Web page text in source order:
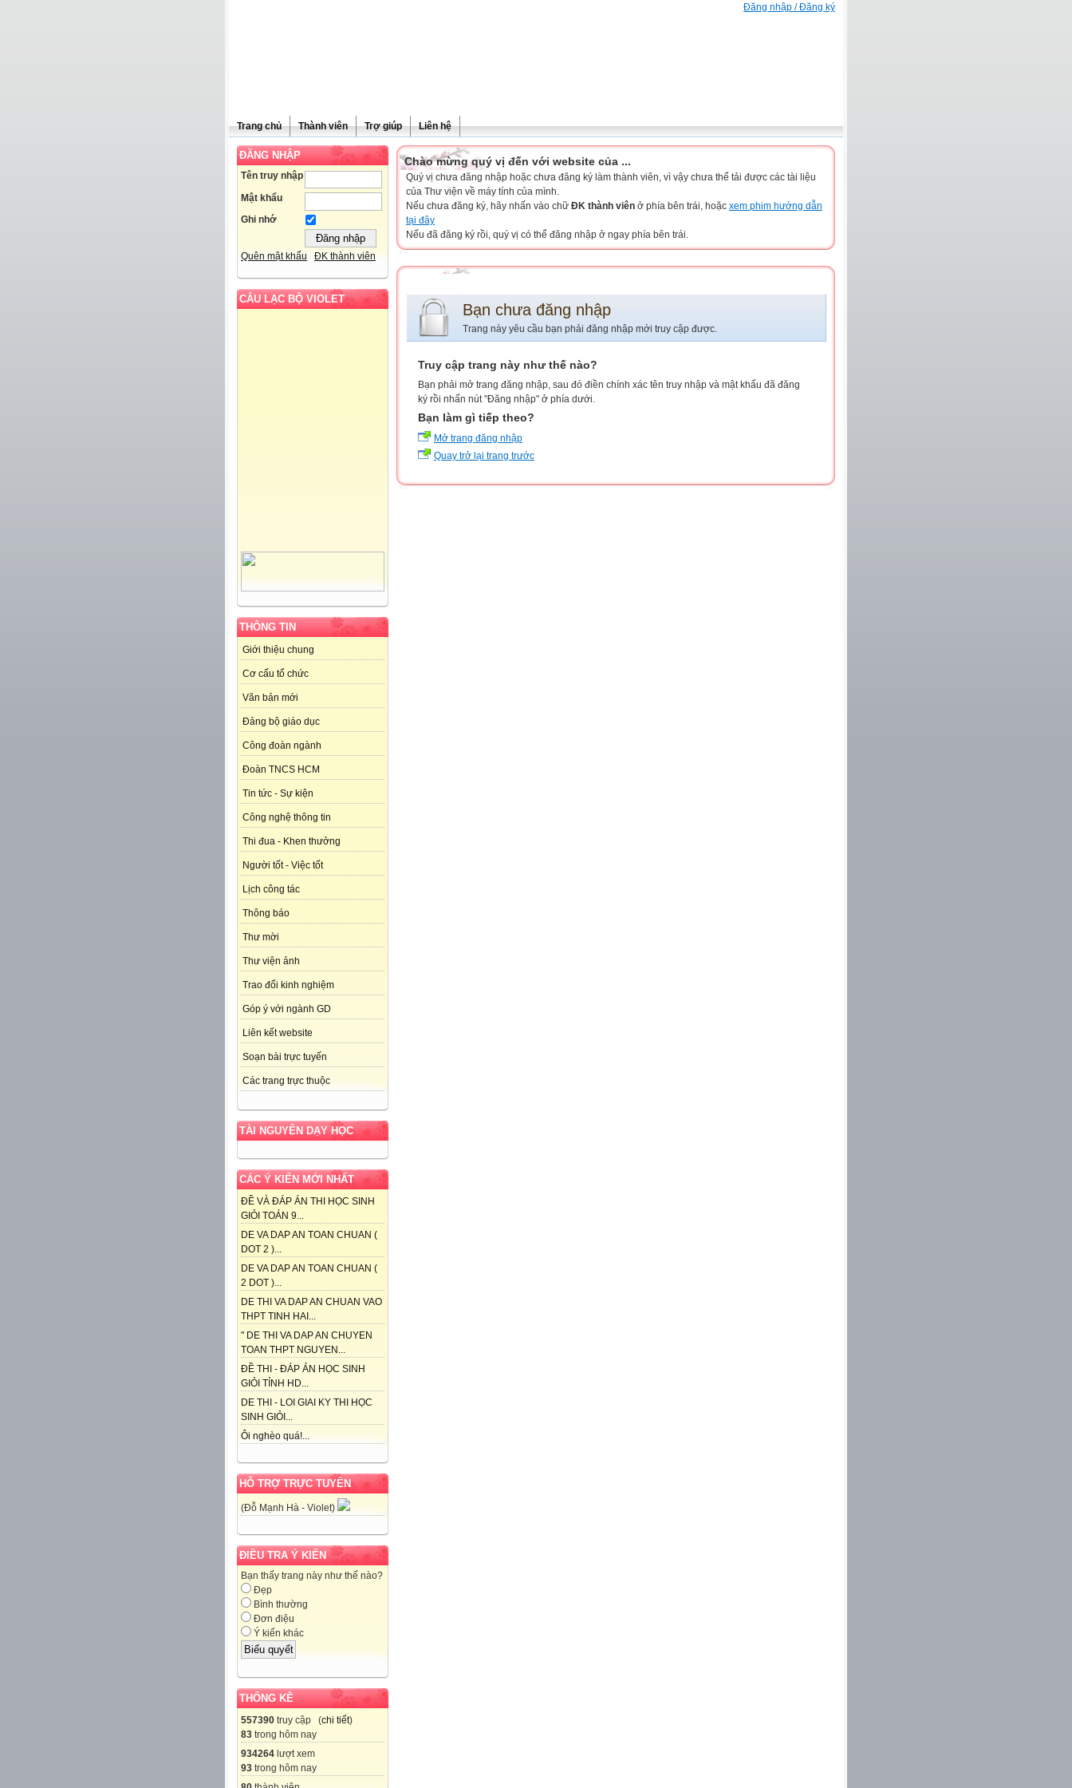
Đăng nhập / Đăng ký
Trang chủ Thành viên Trợ giúp Liên hệ
ĐĂNG NHẬP
Tên truy nhập
Mật khẩu
Ghi nhớ
Quên mật khẩu ĐK thành viên
CÂU LẠC BỘ VIOLET
THÔNG TIN
Giới thiệu chung
Cơ cấu tổ chức
Văn bản mới
Đảng bộ giáo dục
Công đoàn ngành
Đoàn TNCS HCM
Tin tức - Sự kiện
Công nghệ thông tin
Thi đua - Khen thưởng
Người tốt - Việc tốt
Lịch công tác
Thông báo
Thư mời
Thư viện ảnh
Trao đổi kinh nghiệm
Góp ý với ngành GD
Liên kết website
Soạn bài trực tuyến
Các trang trực thuộc
TÀI NGUYÊN DẠY HỌC
CÁC Ý KIẾN MỚI NHẤT
ĐỀ VÀ ĐÁP ÁN THI HỌC SINH
GIỎI TOÁN 9...
DE VA DAP AN TOAN CHUAN (
DOT 2 )...
DE VA DAP AN TOAN CHUAN (
2 DOT )...
DE THI VA DAP AN CHUAN VAO
THPT TINH HAI...
" DE THI VA DAP AN CHUYEN
TOAN THPT NGUYEN...
ĐỀ THI - ĐÁP ÁN HỌC SINH
GIỎI TỈNH HD...
DE THI - LOI GIAI KY THI HỌC
SINH GIỎI...
Ôi nghèo quá!...
HỖ TRỢ TRỰC TUYẾN
(Đỗ Mạnh Hà - Violet)
ĐIỀU TRA Ý KIẾN
Bạn thấy trang này như thế nào?
Đẹp
Bình thường
Đơn điệu
Ý kiến khác
THỐNG KÊ
557390 truy cập (chi tiết)
83 trong hôm nay
934264 lượt xem
93 trong hôm nay
Chào mừng quý vị đến với website của ...
Quý vị chưa đăng nhập hoặc chưa đăng ký làm thành viên, vì vậy chưa thể tải được các tài liệu
của Thư viện về máy tính của mình.
Nếu chưa đăng ký, hãy nhấn vào chữ ĐK thành viên ở phía bên trái, hoặc xem phim hướng dẫn
tại đây
Nếu đã đăng ký rồi, quý vị có thể đăng nhập ở ngay phía bên trái.
Bạn chưa đăng nhập
Trang này yêu cầu bạn phải đăng nhập mới truy cập được.
Truy cập trang này như thế nào?
Bạn phải mở trang đăng nhập, sau đó điền chính xác tên truy nhập và mật khẩu đã đăng
ký rồi nhấn nút "Đăng nhập" ở phía dưới.
Bạn làm gì tiếp theo?
Mở trang đăng nhập
Quay trở lại trang trước